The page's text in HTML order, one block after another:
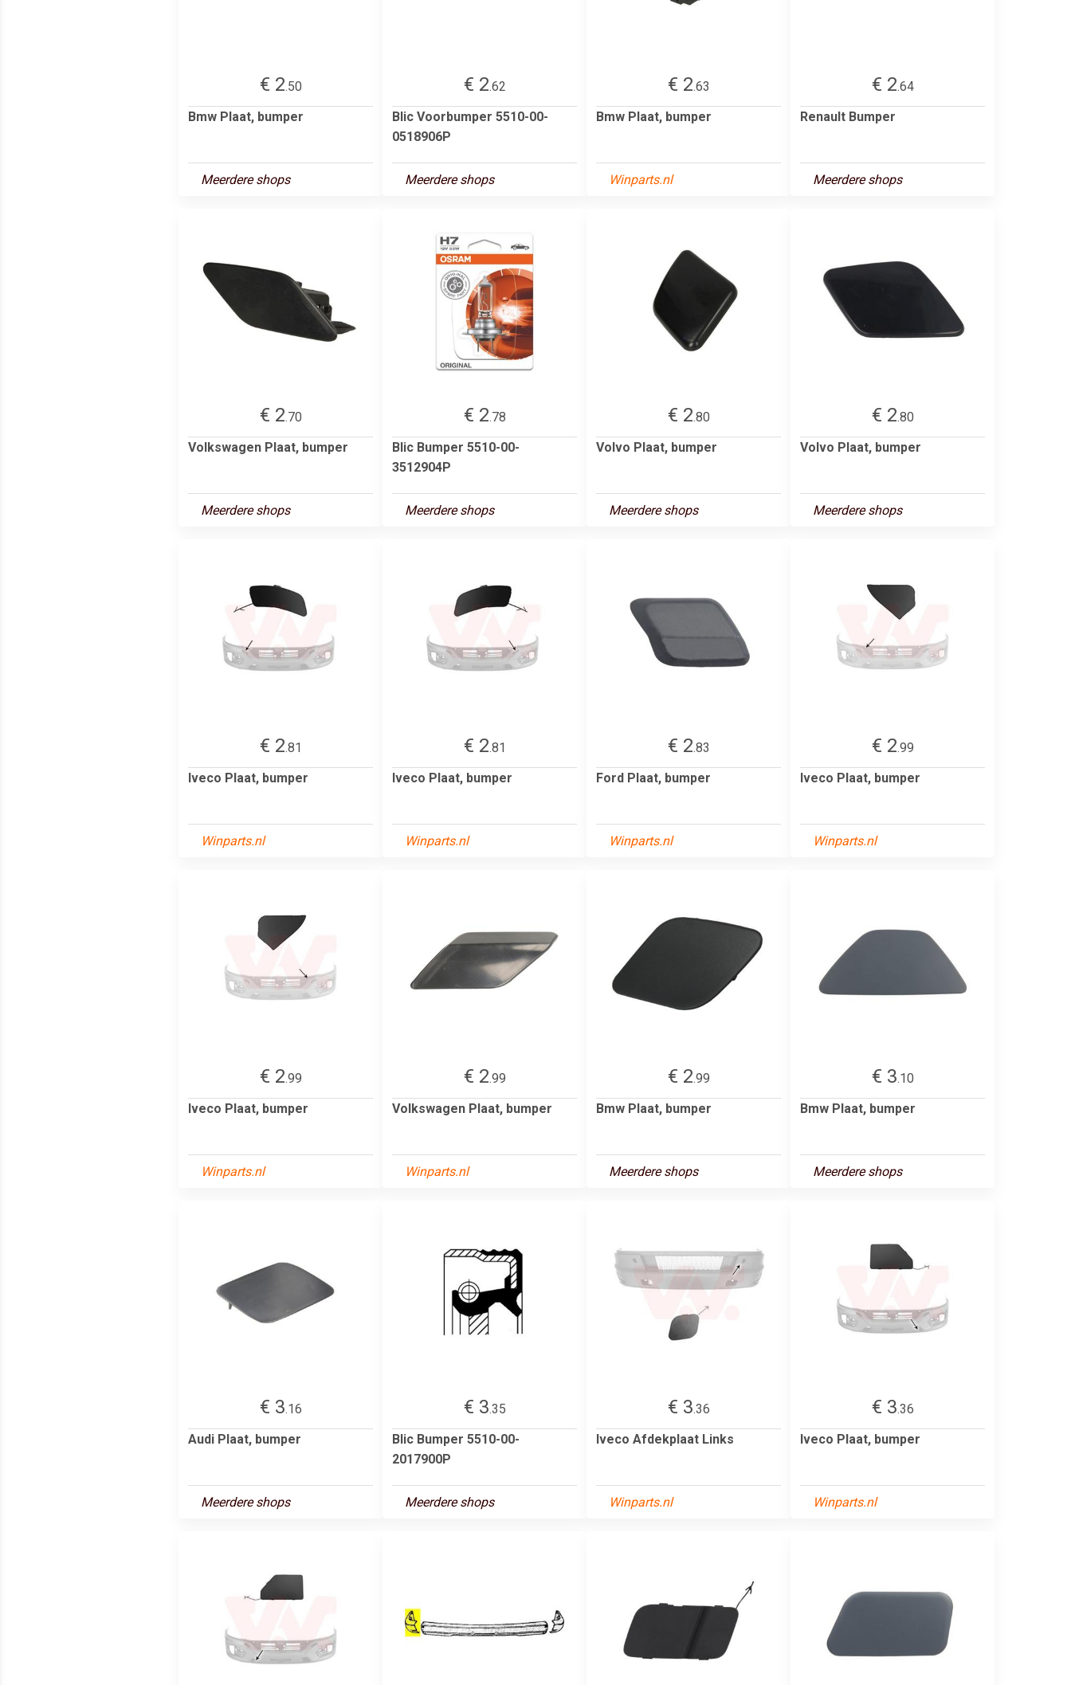
€ 2.50
Bmw Plaat, bumper
Meerdere shops
€ 2.62
Blic Voorbumper 5510-00-
0518906P
Meerdere shops
€ 2.63
Bmw Plaat, bumper
Winparts.nl
€ 2.64
Renault Bumper
Meerdere shops
€ 2.70
Volkswagen Plaat, bumper
Meerdere shops
€ 2.78
Blic Bumper 5510-00-
3512904P
Meerdere shops
€ 2.80
Volvo Plaat, bumper
Meerdere shops
€ 2.80
Volvo Plaat, bumper
Meerdere shops
€ 2.81
Iveco Plaat, bumper
Winparts.nl
€ 2.81
Iveco Plaat, bumper
Winparts.nl
€ 2.83
Ford Plaat, bumper
Winparts.nl
€ 2.99
Iveco Plaat, bumper
Winparts.nl
€ 2.99
Iveco Plaat, bumper
Winparts.nl
€ 2.99
Volkswagen Plaat, bumper
Winparts.nl
€ 2.99
Bmw Plaat, bumper
Meerdere shops
€ 3.10
Bmw Plaat, bumper
Meerdere shops
€ 3.16
Audi Plaat, bumper
Meerdere shops
€ 3.35
Blic Bumper 5510-00-
2017900P
Meerdere shops
€ 3.36
Iveco Afdekplaat Links
Winparts.nl
€ 3.36
Iveco Plaat, bumper
Winparts.nl